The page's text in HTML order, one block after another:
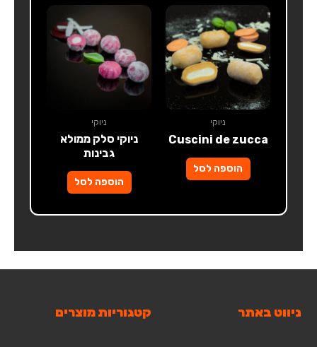
ניוקי
Cuscini de zucca
הוספה לסל
ניוקי
ניוקי סלק ממולא
גבינות
הוספה לסל
ניווט באתר קטגוריות מוצרים